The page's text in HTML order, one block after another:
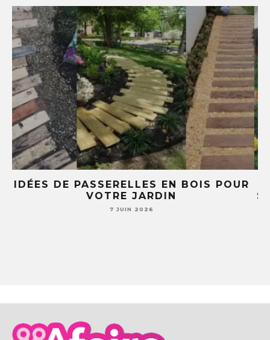
5 IDÉES DIY AVEC DES TASSES ET
SOUCOUPES (TU NE REGARDERAS PLUS
JAMAIS TA VAISSELLE PAREIL )